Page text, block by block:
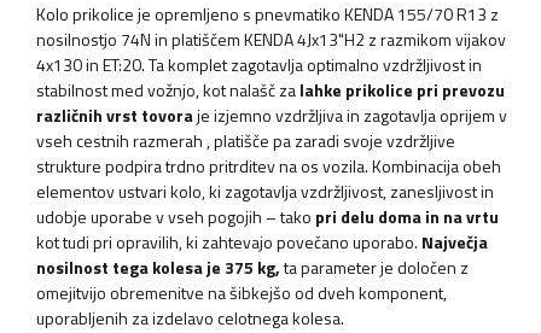
Kolo prikolice je opremljeno s pnevmatiko KENDA 155/70 R13 z
nosilnostjo 74N in platiščem KENDA 4Jx13"H2 z razmikom vijakov
4x130 in ET:20. Ta komplet zagotavlja optimalno vzdržljivost in
stabilnost med vožnjo, kot nalašč zalahke prikolice pri prevozu
različnih vrst tovoraje izjemnovzdržljiva in zagotavljaoprijemv
vseh cestnih razmerah, platišče pa zaradi svoje vzdržljive
strukture podpira trdno pritrditev na os vozila. Kombinacija obeh
elementov ustvari kolo, ki zagotavlja vzdržljivost, zanesljivost in
udobje uporabe v vseh pogojih – tako pri delu doma in na vrtu
kot tudi pri opravilih, ki zahtevajo povečano uporabo. Največja
nosilnost tega kolesa je 375 kg,ta parameter je določen z
omejitvijo obremenitve na šibkejšo od dveh komponent,
uporabljenih za izdelavo celotnega kolesa.